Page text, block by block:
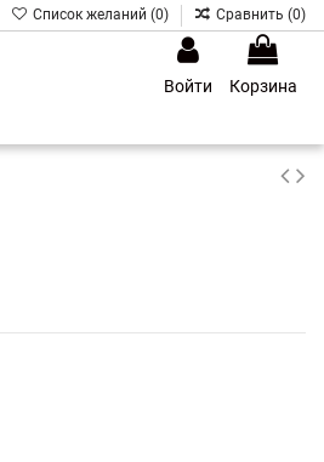
Список желаний (0) Сравнить (0)
Войти
Корзина